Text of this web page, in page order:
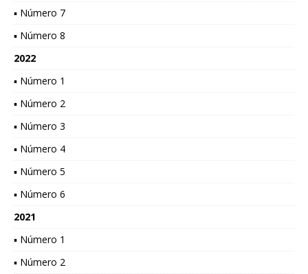
▪ Número 7
▪ Número 8
2022
▪ Número 1
▪ Número 2
▪ Número 3
▪ Número 4
▪ Número 5
▪ Número 6
2021
▪ Número 1
▪ Número 2